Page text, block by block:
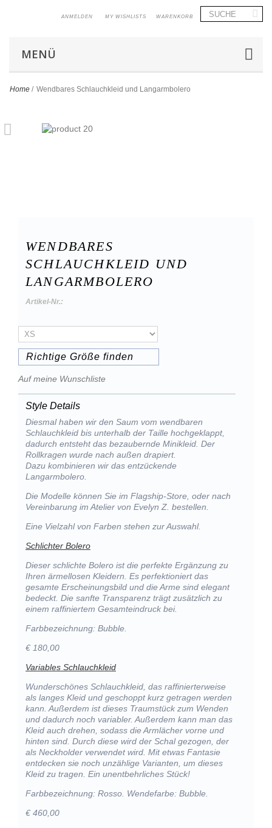
WARENKORB
MY WISHLISTS
ANMELDEN
MENÜ
Home / Wendbares Schlauchkleid und Langarmbolero
WENDBARES
SCHLAUCHKLEID UND
LANGARMBOLERO
Artikel-Nr.:
Richtige Größe finden
Auf meine Wunschliste
Style Details
Diesmal haben wir den Saum vom wendbaren
Schlauchkleid bis unterhalb der Taille hochgeklappt,
dadurch entsteht das bezaubernde Minikleid. Der
Rollkragen wurde nach außen drapiert.
Dazu kombinieren wir das entzückende
Langarmbolero.
Die Modelle können Sie im Flagship-Store, oder nach
Vereinbarung im Atelier von Evelyn Z. bestellen.
Eine Vielzahl von Farben stehen zur Auswahl.
Schlichter Bolero
Dieser schlichte Bolero ist die perfekte Ergänzung zu
Ihren ärmellosen Kleidern. Es perfektioniert das
gesamte Erscheinungsbild und die Arme sind elegant
bedeckt. Die sanfte Transparenz trägt zusätzlich zu
einem raffiniertem Gesamteindruck bei.
Farbbezeichnung: Bubble.
€ 180,00
Variables Schlauchkleid
Wunderschönes Schlauchkleid, das raffinierterweise
als langes Kleid und geschoppt kurz getragen werden
kann. Außerdem ist dieses Traumstück zum Wenden
und dadurch noch variabler. Außerdem kann man das
Kleid auch drehen, sodass die Armlächer vorne und
hinten sind. Durch diese wird der Schal gezogen, der
als Neckholder verwendet wird. Mit etwas Fantasie
entdecken sie noch unzählige Varianten, um dieses
Kleid zu tragen. Ein unentbehrliches Stück!
Farbbezeichnung: Rosso. Wendefarbe: Bubble.
€ 460,00